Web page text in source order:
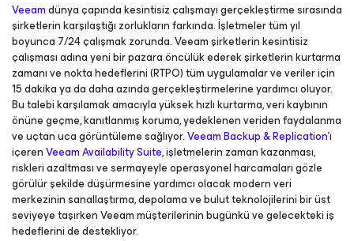
Veeamdünya çapında kesintisiz çalışmayı gerçekleştirme sırasında
şirketlerin karşılaştığı zorlukların farkında. İşletmeler tüm yıl
boyunca 7/24 çalışmak zorunda. Veeam şirketlerin kesintisiz
çalışması adına yeni bir pazara öncülük ederek şirketlerin kurtarma
zamanı ve nokta hedeflerini (RTPO) tüm uygulamalar ve veriler için
15 dakika ya da daha azında gerçekleştirmelerine yardımcı oluyor.
Bu talebi karşılamak amacıyla yüksek hızlı kurtarma, veri kaybının
önüne geçme, kanıtlanmış koruma, yedeklenen veriden faydalanma
ve uçtan uca görüntüleme sağlıyor.Veeam Backup & Replication’ı
içerenVeeam Availability Suite, işletmelerin zaman kazanması,
riskleri azaltması ve sermayeyle operasyonel harcamaları gözle
görülür şekilde düşürmesine yardımcı olacak modern veri
merkezinin sanallaştırma, depolama ve bulut teknolojilerini bir üst
seviyeye taşırken Veeam müşterilerinin bugünkü ve gelecekteki iş
hedeflerini de destekliyor.